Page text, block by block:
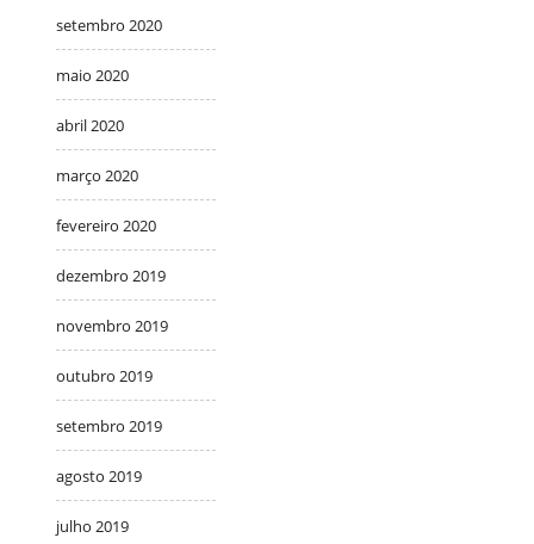
setembro 2020
maio 2020
abril 2020
março 2020
fevereiro 2020
dezembro 2019
novembro 2019
outubro 2019
setembro 2019
agosto 2019
julho 2019